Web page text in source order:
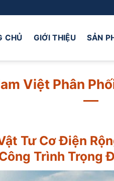
CHỦ GIỚI THIỆU SẢN
Việt Phân
Tư Cơ Điện
Trình Trọng